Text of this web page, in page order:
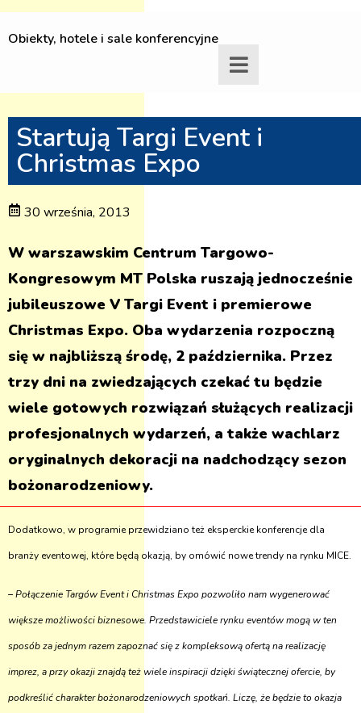
Obiekty, hotele i sale konferencyjne
Startują Targi Event i
Christmas Expo
30 września, 2013
W warszawskim Centrum Targowo-
Kongresowym MT Polska ruszają jednocześnie
jubileuszowe V Targi Event i premierowe
Christmas Expo. Oba wydarzenia rozpoczną
się w najbliższą środę, 2 października. Przez
trzy dni na zwiedzających czekać tu będzie
wiele gotowych rozwiązań służących realizacji
profesjonalnych wydarzeń, a także wachlarz
oryginalnych dekoracji na nadchodzący sezon
bożonarodzeniowy.
Dodatkowo, w programie przewidziano też eksperckie konferencje dla
branży eventowej, które będą okazją, by omówić nowe trendy na rynku MICE.
–Połączenie Targów Event i Christmas Expo pozwoliło nam wygenerować
większe możliwości biznesowe. Przedstawiciele rynku eventów mogą w ten
sposób za jednym razem zapoznać się z kompleksową ofertą na realizację
imprez, a przy okazji znajdą też wiele inspiracji dzięki świątecznej ofercie, by
podkreślić charakter bożonarodzeniowych spotkań. Liczę, że będzie to okazja